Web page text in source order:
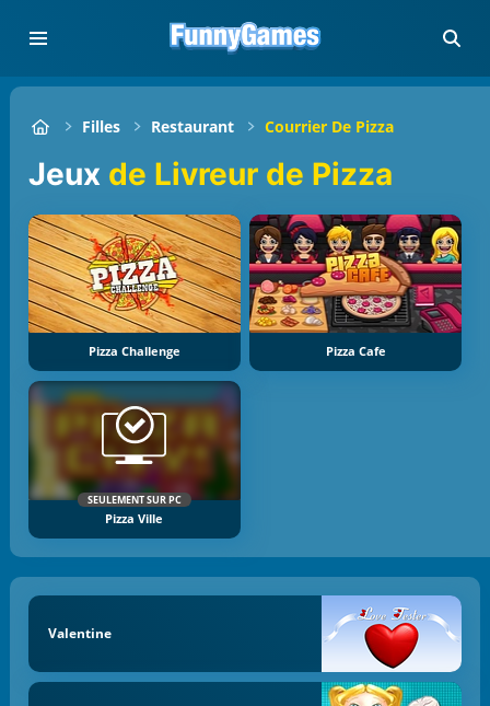
Filles Restaurant Courrier De Pizza
Jeux de Livreur de Pizza
Pizza Challenge Pizza Cafe
SEULEMENT SUR PC
Pizza Ville
Valentine